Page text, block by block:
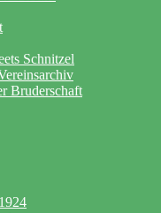
Schnitzel
Bruderschaft